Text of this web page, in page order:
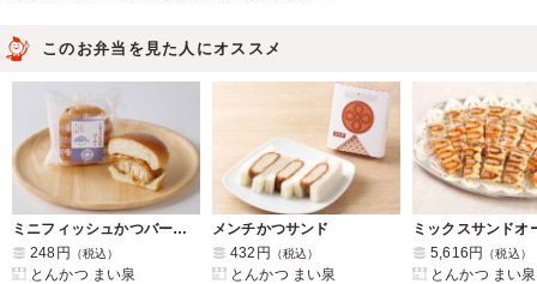
このお弁当を見た人にオススメ
ミニフィッシュかつバーガー
248円 （税込）
とんかつ まい泉
メンチかつサンド
432円 （税込）
とんかつ まい泉
5,616円 （税込）
とんかつ まい